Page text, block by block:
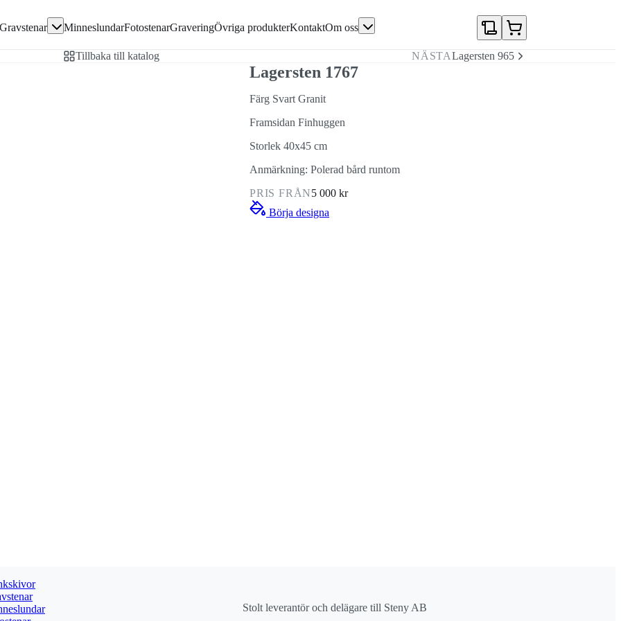
Gravstenar MinneslundarFotostenarGraveringÖvriga produkterKontaktOm oss
Tillbaka till katalog NÄSTALagersten 965
Lagersten 1767
Färg Svart Granit
Framsidan Finhuggen
Storlek 40x45 cm
Anmärkning: Polerad bård runtom
PRIS FRÅN5 000 kr
Börja designa
Stolt leverantör och delägare till Steny AB